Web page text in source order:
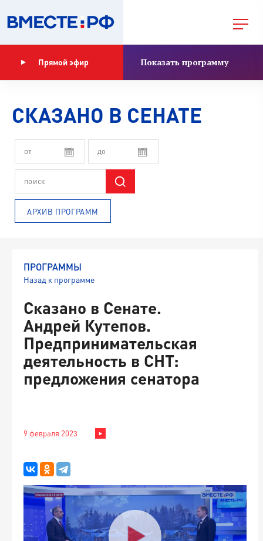
Прямой эфир Показать программу
СКАЗАНО В СЕНАТЕ
АРХИВ ПРОГРАММ
ПРОГРАММЫ
Назад к программе
Сказано в Сенате.
Андрей Кутепов.
Предпринимательская
деятельность в СНТ:
предложения сенатора
9 февраля 2023